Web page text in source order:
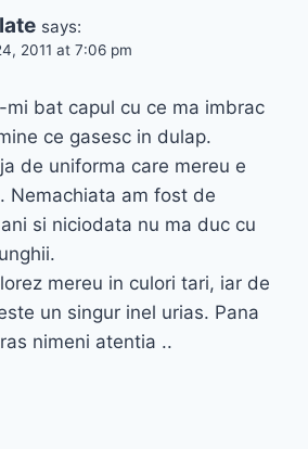
says:
2011 at 7:06 pm
mi bat capul cu ce ma imbrac
ce gasesc in dulap.
de uniforma care mereu e
Nemachiata am fost de
si niciodata nu ma duc cu
mereu in culori tari, iar de
un singur inel urias. Pana
nimeni atentia ..